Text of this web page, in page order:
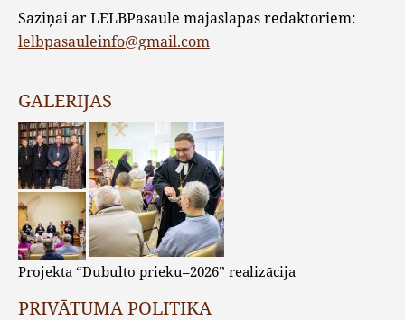
Saziņai ar LELBPasaulē mājaslapas redaktoriem:
lelbpasauleinfo@gmail.com
GALERIJAS
Projekta “Dubulto prieku–2026” realizācija
PRIVĀTUMA POLITIKA